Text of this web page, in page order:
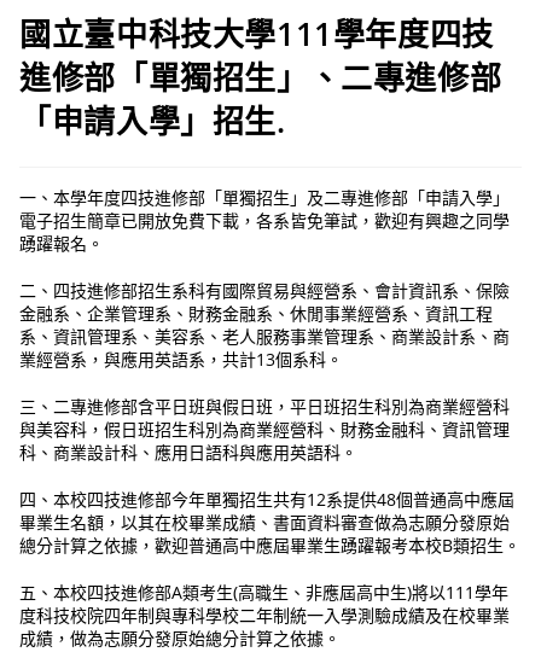
國立臺中科技大學111學年度四技
進修部「單獨招生」、二專進修部
「申請入學」招生.
一、本學年度四技進修部「單獨招生」及二專進修部「申請入學」
電子招生簡章已開放免費下載，各系皆免筆試，歡迎有興趣之同學
踴躍報名。
二、四技進修部招生系科有國際貿易與經營系、會計資訊系、保險
金融系、企業管理系、財務金融系、休閒事業經營系、資訊工程
系、資訊管理系、美容系、老人服務事業管理系、商業設計系、商
業經營系，與應用英語系，共計13個系科。
三、二專進修部含平日班與假日班，平日班招生科別為商業經營科
與美容科，假日班招生科別為商業經營科、財務金融科、資訊管理
科、商業設計科、應用日語科與應用英語科。
四、本校四技進修部今年單獨招生共有12系提供48個普通高中應屆
畢業生名額，以其在校畢業成績、書面資料審查做為志願分發原始
總分計算之依據，歡迎普通高中應屆畢業生踴躍報考本校B類招生。
五、本校四技進修部A類考生(高職生、非應屆高中生)將以111學年
度科技校院四年制與專科學校二年制統一入學測驗成績及在校畢業
成績，做為志願分發原始總分計算之依據。